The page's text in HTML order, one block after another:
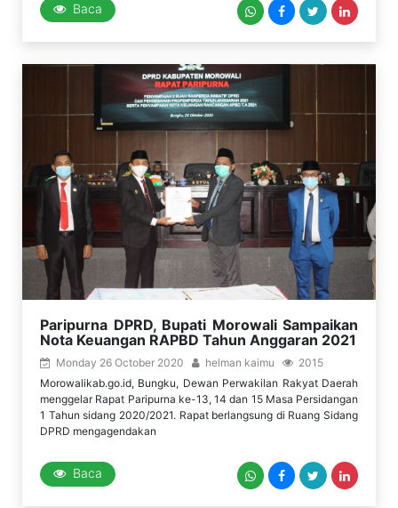
Baca
Paripurna DPRD, Bupati Morowali Sampaikan
Nota Keuangan RAPBD Tahun Anggaran 2021
Monday 26 October 2020 helman kaimu
2015
Morowalikab.go.id, Bungku, Dewan Perwakilan Rakyat Daerah
menggelar Rapat Paripurna ke-13, 14 dan 15 Masa Persidangan
1 Tahun sidang 2020/2021. Rapat berlangsung di Ruang Sidang
DPRD mengagendakan
Baca